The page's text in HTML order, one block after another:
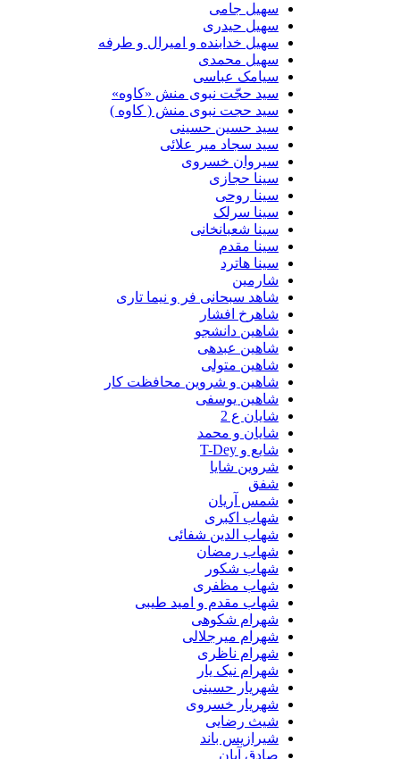
سهیل جامی
سهیل حیدری
سهیل خدابنده و امیرال و طرفه
سهیل محمدی
سیامک عباسی
سید حجّت نبوی منش «کاوه»
سید حجت نبوی منش ( کاوه )
سید حسین حسینى
سید سجاد میر علائی
سیروان خسروی
سینا حجازی
سینا روحی
سینا سرلک
سینا شعبانخانی
سینا مقدم
سینا هاترد
شارمین
شاهد سبحانی فر و نیما تاری
شاهرخ افشار
شاهین دانشجو
شاهین عبدهی
شاهین متولی
شاهین و شروین محافظت کار
شاهین یوسفی
شایان ع 2
شایان و محمد
شایع و T-Dey
شروین شایا
شمس آریان
شهاب اکبری
شهاب الدین شفائی
شهاب رمضان
شهاب شکور
شهاب مظفری
شهاب مقدم و امید طیبی
شهرام شکوهی
شهرام میرجلالی
شهرام ناظری
شهرام نیک یار
شهریار حسینی
شهریار خسروی
شیث رضایی
شیرازیس باند
صادق آبان